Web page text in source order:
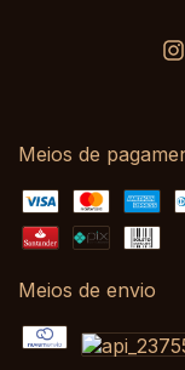
Meios de
Meios de envio